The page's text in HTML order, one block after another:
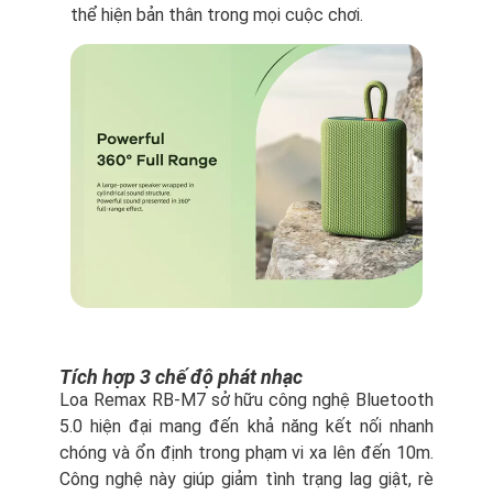
thể hiện bản thân trong mọi cuộc chơi.
Tích hợp 3 chế độ phát nhạc
Loa Remax RB-M7 sở hữu công nghệ Bluetooth
5.0 hiện đại mang đến khả năng kết nối nhanh
chóng và ổn định trong phạm vi xa lên đến 10m.
Công nghệ này giúp giảm tình trạng lag giật, rè